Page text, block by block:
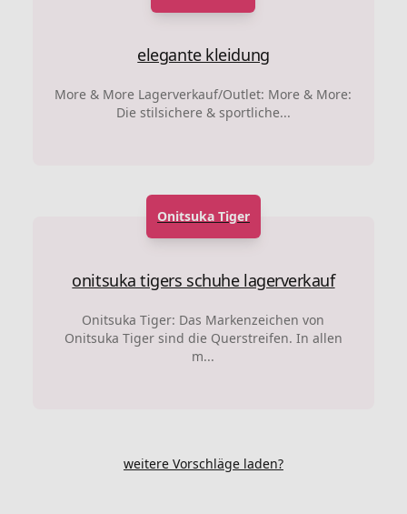
elegante kleidung
More & More Lagerverkauf/Outlet: More & More:
Die stilsichere & sportliche...
Onitsuka Tiger
onitsuka tigers schuhe lagerverkauf
Onitsuka Tiger: Das Markenzeichen von
Onitsuka Tiger sind die Querstreifen. In allen
m...
weitere Vorschläge laden?